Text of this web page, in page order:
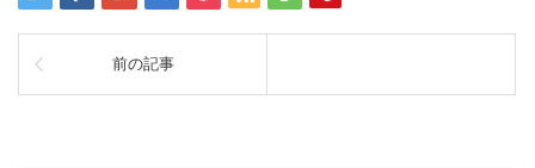
前の記事